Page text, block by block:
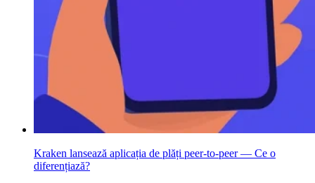
Kraken lansează aplicația de plăți peer-to-peer — Ce o
diferențiază?